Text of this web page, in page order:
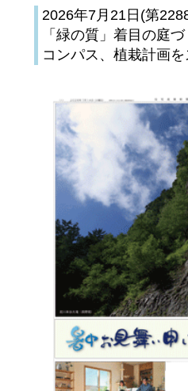
2026年7月21日(第
「緑の質」着目の庭
コンパス、植栽計画